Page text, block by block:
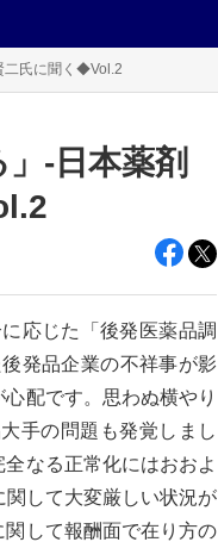
二氏に聞く◆Vol.2
‐日本薬剤
応じた「後発医薬品調
発品企業の不祥事が影
配です。思わぬ横やり
手の問題も発覚しまし
なる正常化にはおおよ
して大変厳しい状況が
して報酬面で在り方の